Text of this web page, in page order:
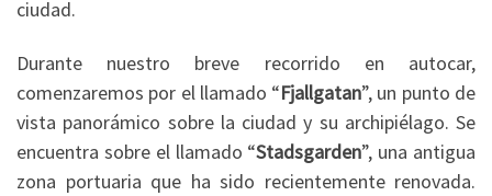
ciudad.
Durante nuestro breve recorrido en autocar,
comenzaremos por el llamado “Fjallgatan”, un punto de
vista panorámico sobre la ciudad y su archipiélago. Se
encuentra sobre el llamado “Stadsgarden”, una antigua
zona portuaria que ha sido recientemente renovada.